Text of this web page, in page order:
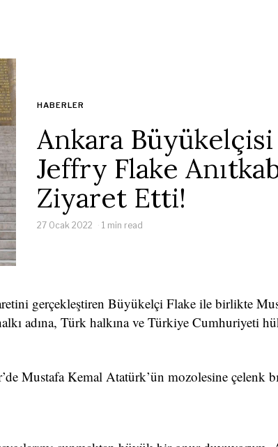
HABERLER
Ankara Büyükelçisi
Jeffry Flake
Ziyaret Etti!
27 Ocak 2022 1 min read
gerçekleştiren Büyükelçi Flake ile birlikte
adına, Türk halkına ve Türkiye Cumhuriyeti
Mustafa Kemal Atatürk’ün mozolesine çelenk